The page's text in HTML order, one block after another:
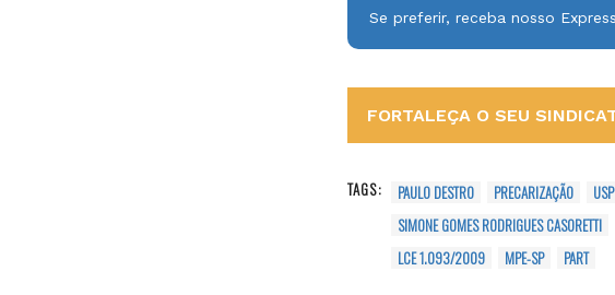
Se preferir, receba nosso
FORTALEÇA O SEU
TAGS: PAULO DESTRO PRECARIZAÇÃO USP
SIMONE GOMES RODRIGUES CASORETTI
LCE 1.093/2009
MPE-SP PART